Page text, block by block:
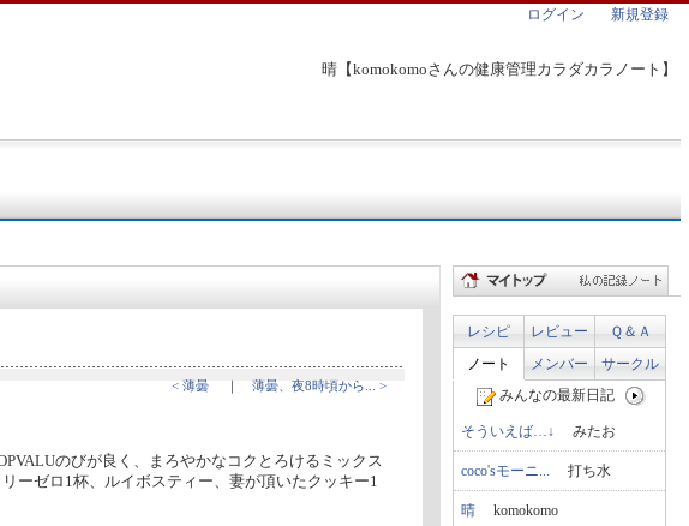
晴【komokomoさんの健康管理カラダカラノート】
ログイン 新規登録
< 薄曇 ｜ 薄曇、夜8時頃から... >
のびが良く、まろやかなコクとろけるミックス
ーゼロ1杯、ルイボスティー、妻が頂いたクッキー1
レシピ レビュー
Ｑ＆Ａ
ノート
メンバー
サークル
みんなの最新日記
そういえば…↓ みたお
coco'sモーニ... 打ち水
晴 komokomo